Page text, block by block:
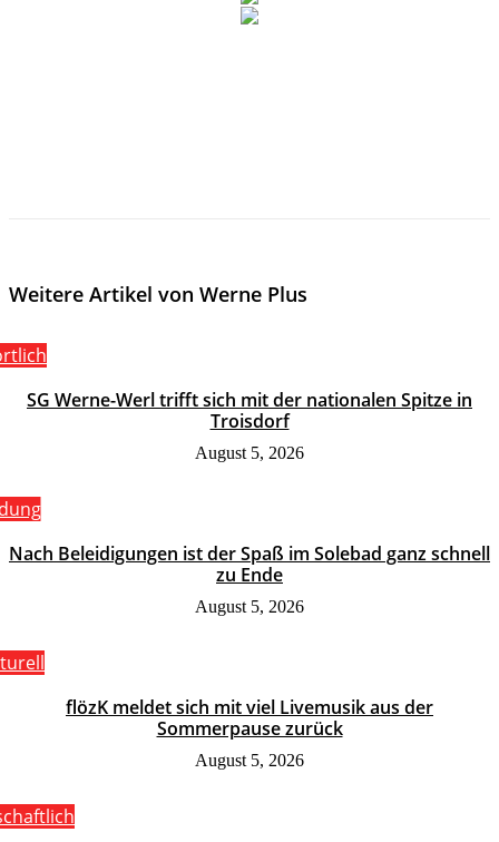
Weitere Artikel von Werne Plus
SG Werne-Werl trifft sich mit der nationalen Spitze in
Troisdorf
August 5, 2026
Nach Beleidigungen ist der Spaß im Solebad ganz schnell
zu Ende
August 5, 2026
flözK meldet sich mit viel Livemusik aus der
Sommerpause zurück
August 5, 2026